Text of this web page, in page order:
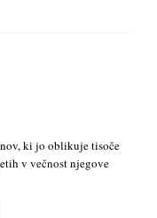
ki jo oblikuje tisoče
v večnost njegove